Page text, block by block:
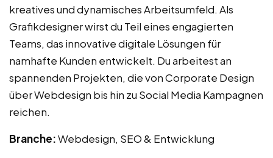
kreatives und dynamisches Arbeitsumfeld. Als
Grafikdesigner wirst du Teil eines engagierten
Teams, das innovative digitale Lösungen für
namhafte Kunden entwickelt. Du arbeitest an
spannenden Projekten, die von Corporate Design
über Webdesign bis hin zu Social Media Kampagnen
reichen.
Branche:Webdesign, SEO & Entwicklung